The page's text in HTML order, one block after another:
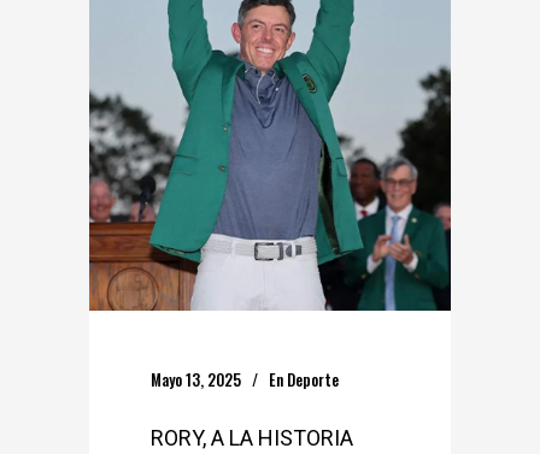
Mayo 13, 2025 En Deporte
RORY, A LA HISTORIA